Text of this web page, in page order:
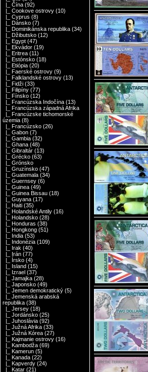
|_ Čína (92)
|_ Cookove ostrovy (10)
|_ Cyprus (8)
|_ Dánsko (7)
|_ Dominikánska republika (34)
|_ Džibutsko (12)
|_ Egypt (47)
|_ Ekvádor (19)
|_ Eritrea (11)
|_ Estónsko (18)
|_ Etiópia (20)
|_ Faerské ostrovy (9)
|_ Falklandské ostrovy (13)
|_ Fidži (33)
|_ Filipíny (77)
|_ Fínsko (12)
|_ Francúzska Indočína (13)
|_ Francúzska západná Afrika
|_ Francúzske tichomorské
územia (8)
|_ Francúzsko (26)
|_ Gabon (7)
|_ Gambia (32)
|_ Ghana (48)
|_ Gibraltár (13)
|_ Grécko (63)
|_ Grónsko
|_ Gruzínsko (47)
|_ Guatemala (34)
|_ Guernsey (6)
|_ Guinea (49)
|_ Guinea Bissau (18)
|_ Guyana (17)
|_ Haiti (35)
|_ Holandské Antily (16)
|_ Holandsko (28)
|_ Honduras (38)
|_ Hongkong (51)
|_ India (53)
|_ Indonézia (109)
|_ Irak (40)
|_ Irán (77)
|_ Írsko (4)
|_ Island (15)
|_ Izrael (37)
|_ Jamajka (28)
|_ Japonsko (49)
|_ Jemen demokratický (5)
|_ Jemenská arabská
republika (38)
|_ Jersey (18)
|_ Jordánsko (25)
|_ Juhoslávia (92)
|_ Južná Afrika (33)
|_ Južná Kórea (27)
|_ Kajmanie ostrovy (16)
|_ Kambodža (69)
|_ Kamerun (5)
|_ Kanada (22)
|_ Kapverdy (24)
|_ Katar (21)